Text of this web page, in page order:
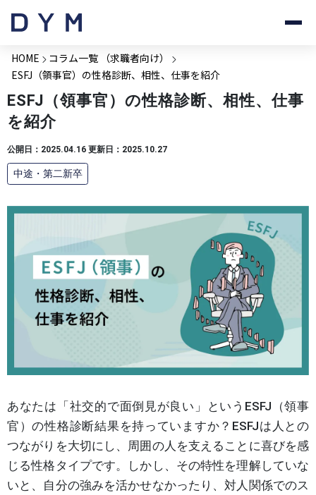
HOME
コラム一覧 （求職者向け）
ESFJ（領事官）の性格診断、相性、仕事を紹介
ESFJ（領事官）の性格診断、相性、仕事
を紹介
公開日：2025.04.16 更新日：2025.10.27
中途・第二新卒
あなたは「社交的で面倒見が良い」というESFJ（領事
官）の性格診断結果を持っていますか？ESFJは人との
つながりを大切にし、周囲の人を支えることに喜びを感
じる性格タイプです。しかし、その特性を理解していな
いと、自分の強みを活かせなかったり、対人関係でのス